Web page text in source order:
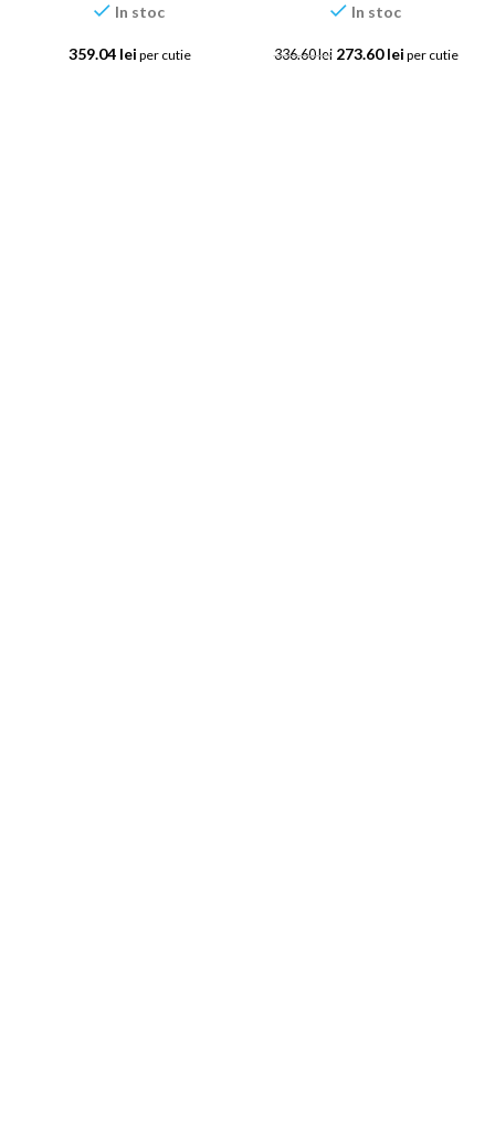
In stoc
359.04lei per cutie
In stoc
336.60lei 273.60lei per cutie